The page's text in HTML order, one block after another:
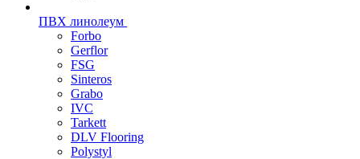
ПВХ линолеум
Forbo
Gerflor
FSG
Sinteros
Grabo
IVC
Tarkett
DLV Flooring
Polystyl